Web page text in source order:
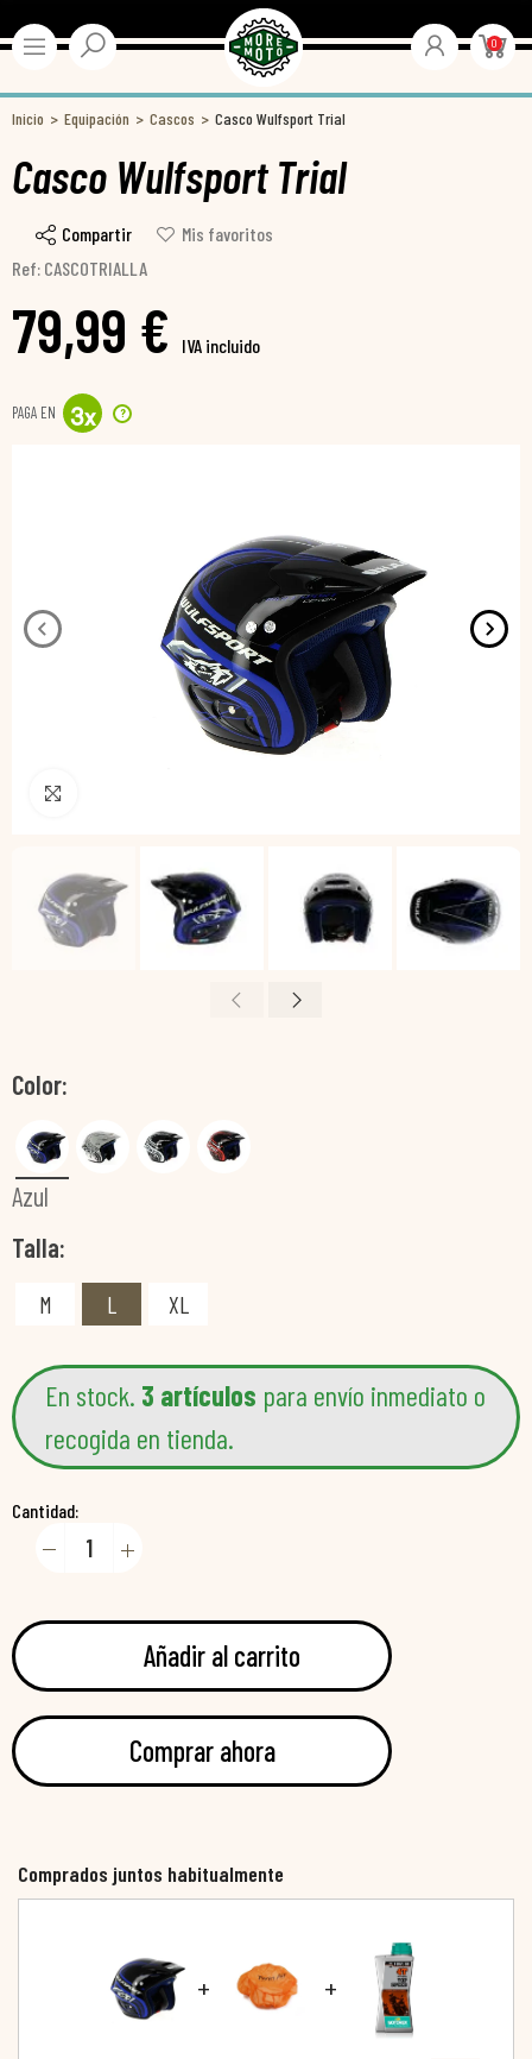
0
Inicio Equipación Cascos Casco Wulfsport Trial
Casco Wulfsport Trial
Compartir
Mis favoritos
Ref: CASCOTRIALLA
79,99 € IVA incluido
PAGA EN 3x ?
Color
Azul
Talla
M L XL
En stock. 3 artículos para envío inmediato o
recogida en tienda.
Cantidad:
Añadir al carrito
Comprar ahora
Comprados juntos habitualmente
+ +